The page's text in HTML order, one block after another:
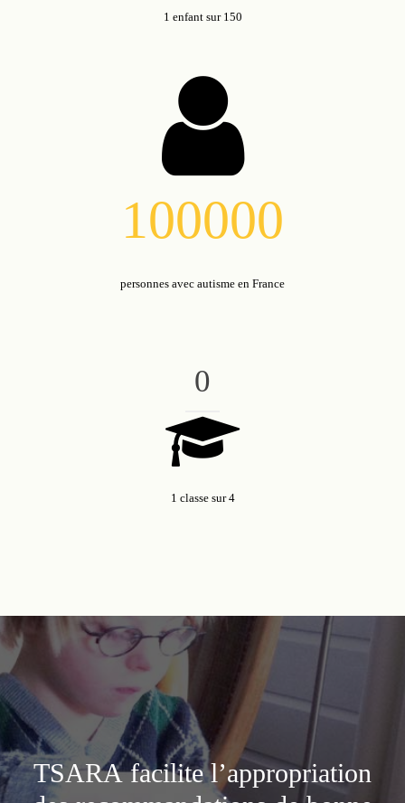
1 enfant sur 150
100000
personnes avec autisme en France
0
1 classe sur 4
TSARA facilite l’appropriation